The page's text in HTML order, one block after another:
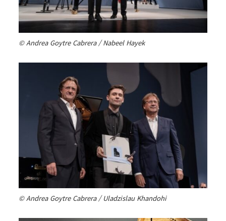
© Andrea Goytre Cabrera / Nabeel Hayek
© Andrea Goytre Cabrera / Uladzislau Khandohi